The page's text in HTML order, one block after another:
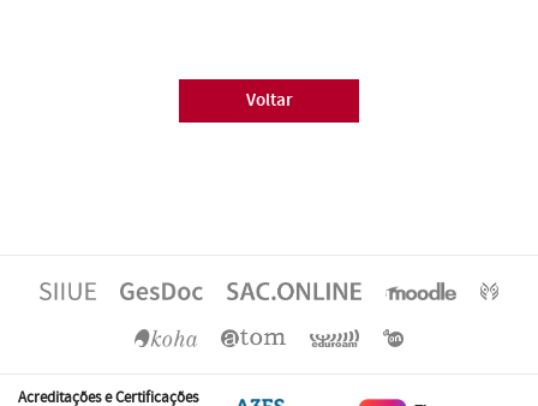
Voltar
Acreditações e Certificações